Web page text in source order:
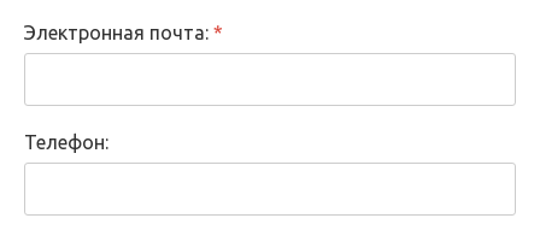
Электронная почта: *
Телефон: